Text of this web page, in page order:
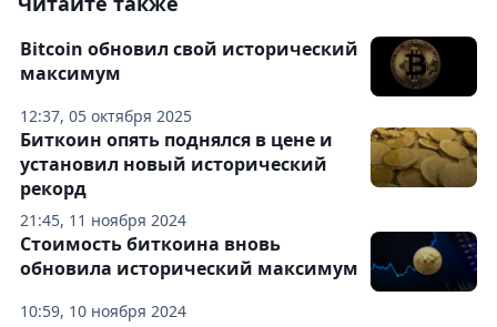
12:37, 05 октября 2025
Bitcoin обновил свой исторический
максимум
21:45, 11 ноября 2024
Биткоин опять поднялся в цене и
установил новый исторический
рекорд
10:59, 10 ноября 2024
Стоимость биткоина вновь
обновила исторический максимум